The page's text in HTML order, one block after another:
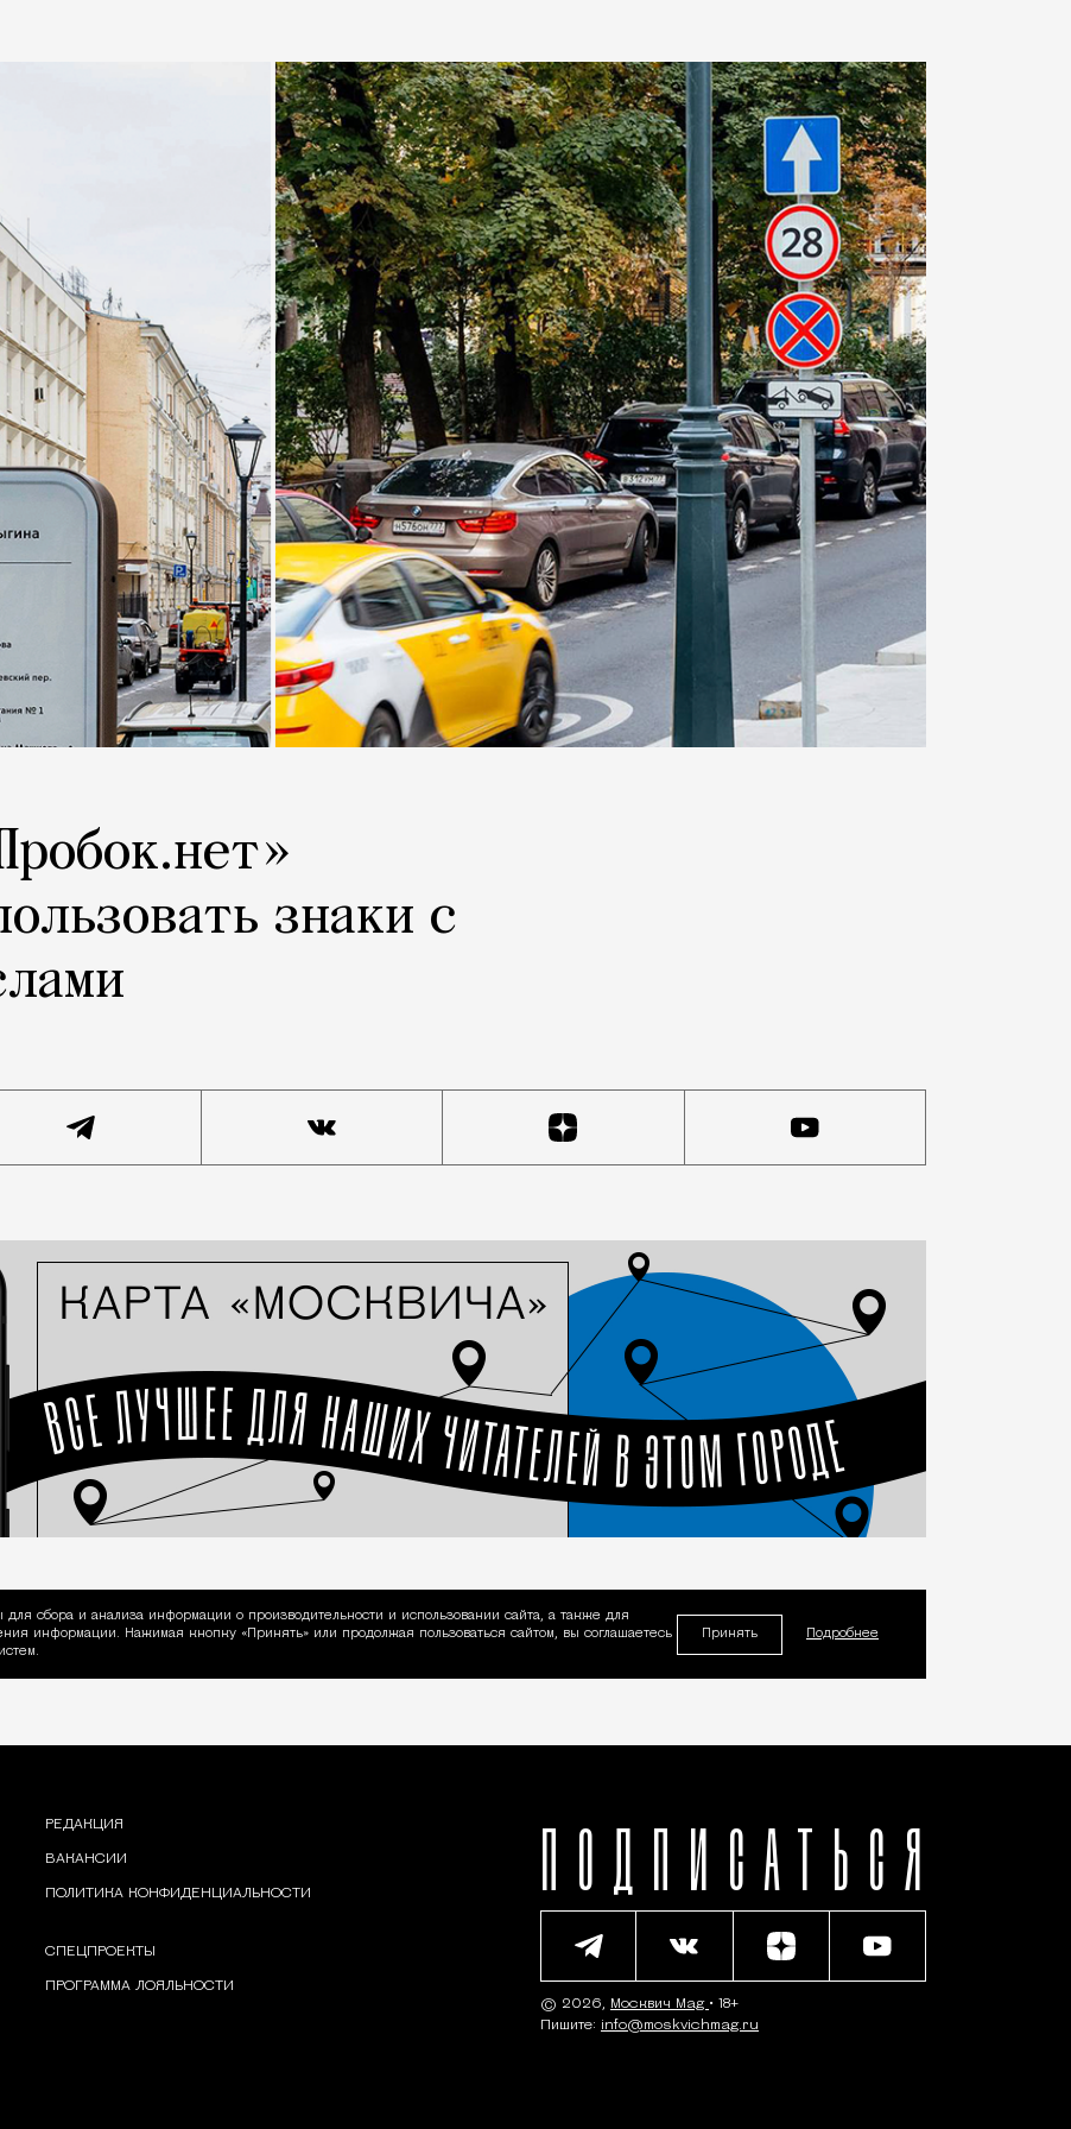
знаки с
Cookie
сбора и анализа информации о производительности и использовании сайта, а также для
информации. Нажимая кнопку «Принять» или продолжая пользоваться сайтом, вы соглашаетесь
Принять Подробнее
РЕДАКЦИЯ
ВАКАНСИИ
ПОЛИТИКА КОНФИДЕНЦИАЛЬНОСТИ
СПЕЦПРОЕКТЫ
ПРОГРАММА ЛОЯЛЬНОСТИ
ПОДПИСАТЬСЯ
© 2026, Москвич Mag • 18+
Пишите: info@moskvichmag.ru